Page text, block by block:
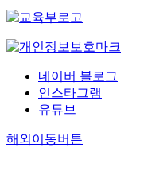
네이버 블로그
인스타그램
유튜브
해외이동버튼